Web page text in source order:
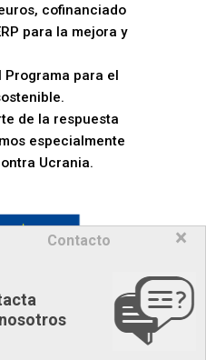
cofinanciado
para la mejora y
Programa para el
de la respuesta
especialmente
Ucrania.
Contacto ×